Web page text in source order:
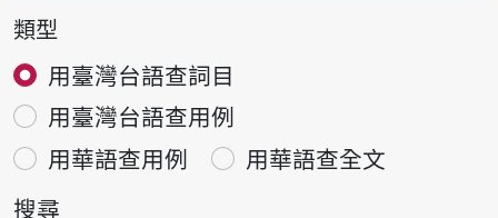
類型
用臺灣台語查詞目
用臺灣台語查用例
用華語查用例
用華語查全文
搜尋